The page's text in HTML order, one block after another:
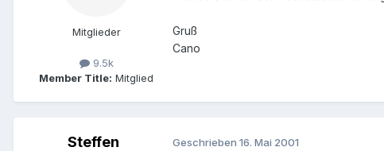
Mitglieder
9.5k
Member Title: Mitglied
Gruß
Cano
Steffen Geschrieben 16. Mai 2001